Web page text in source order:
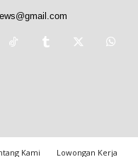
Kami
Lowongan Kerja